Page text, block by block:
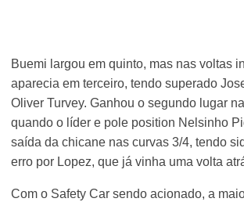
Buemi largou em quinto, mas nas voltas
aparecia em terceiro, tendo superado
Oliver Turvey. Ganhou o segundo lugar
quando o líder e pole position Nelsinho
saída da chicane nas curvas 3/4, tendo
erro por Lopez, que já vinha uma volta
Com o Safety Car sendo acionado, a